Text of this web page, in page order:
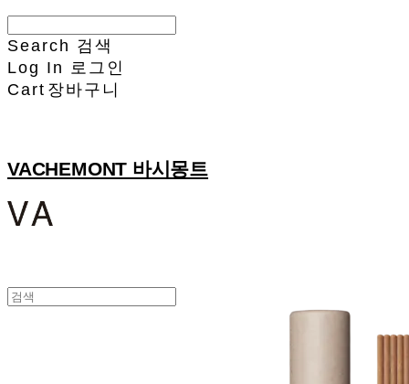
Search 검색
Log In 로그인
Cart 장바구니
VACHEMONT 바시몽트